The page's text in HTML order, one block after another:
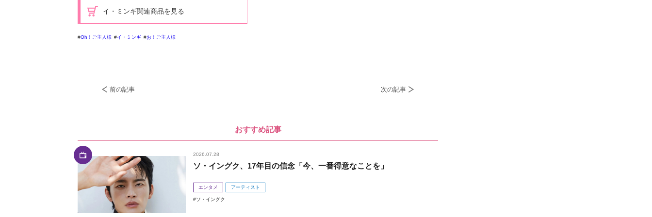
イ・ミンギ関連商品を見る
Oh！ご主人様 イ・ミンギ お！ご主人様
前の記事 次の記事
おすすめ記事
2026.07.28
ソ・イングク、17年目の信念「今、一番得意なことを」
エンタメ アーティスト
ソ・イングク